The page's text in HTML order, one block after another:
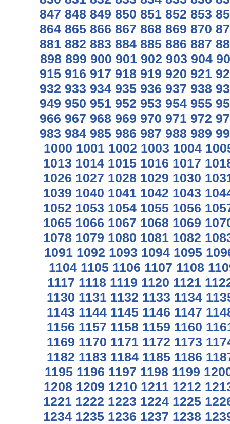
847 848 849 850 851 852 853
864 865 866 867 868 869 870
881 882 883 884 885 886 887
898 899 900 901 902 903 904
915 916 917 918 919 920 921
932 933 934 935 936 937 938
949 950 951 952 953 954 955
966 967 968 969 970 971 972
983 984 985 986 987 988 989
1000 1001 1002 1003 1004
1013 1014 1015 1016 1017
1026 1027 1028 1029 1030
1039 1040 1041 1042 1043
1052 1053 1054 1055 1056
1065 1066 1067 1068 1069
1078 1079 1080 1081 1082
1091 1092 1093 1094 1095
1104 1105 1106 1107 1108
1117 1118 1119 1120 1121
1130 1131 1132 1133 1134
1143 1144 1145 1146 1147
1156 1157 1158 1159 1160
1169 1170 1171 1172 1173
1182 1183 1184 1185 1186
1195 1196 1197 1198 1199
1208 1209 1210 1211 1212
1221 1222 1223 1224 1225
1234 1235 1236 1237 1238